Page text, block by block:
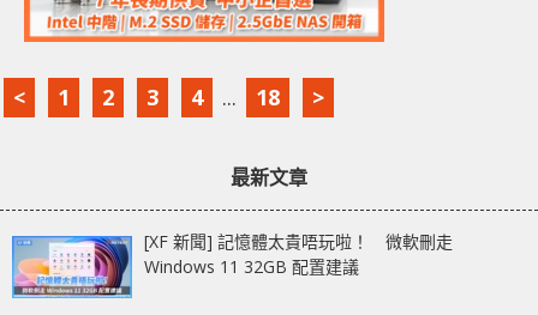
< 1 2 3 4 ... 18 >
最新文章
[XF 新聞] 記憶體太貴唔玩啦！ 微軟刪走
Windows 11 32GB 配置建議